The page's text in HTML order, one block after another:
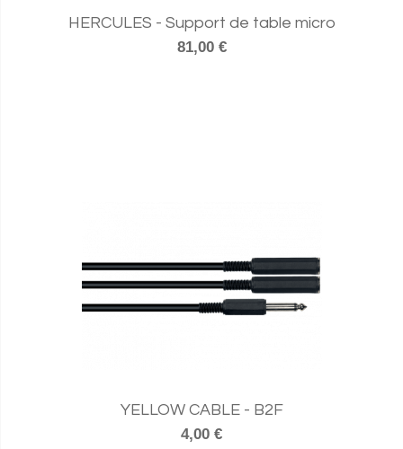
HERCULES - Support de table micro
81,00 €
YELLOW CABLE - B2F
4,00 €